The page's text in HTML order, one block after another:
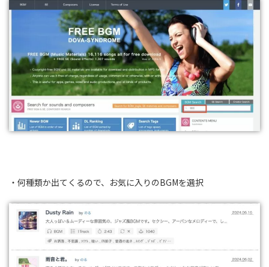
・何種類か出てくるので、お気に入りのBGMを選択